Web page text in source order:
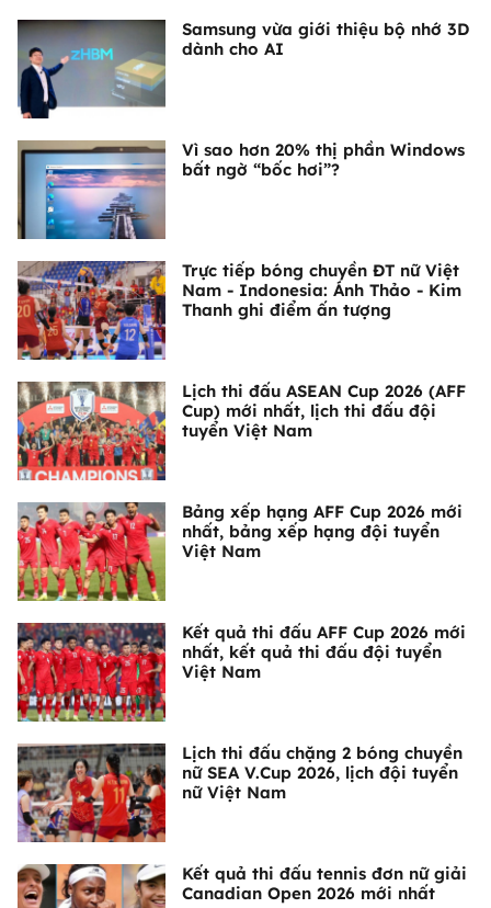
Samsung vừa giới thiệu bộ nhớ 3D
dành cho AI
Vì sao hơn 20% thị phần Windows
bất ngờ “bốc hơi”?
Trực tiếp bóng chuyền ĐT nữ Việt
Nam - Indonesia: Ánh Thảo - Kim
Thanh ghi điểm ấn tượng
Lịch thi đấu ASEAN Cup 2026 (AFF
Cup) mới nhất, lịch thi đấu đội
tuyển Việt Nam
Bảng xếp hạng AFF Cup 2026 mới
nhất, bảng xếp hạng đội tuyển
Việt Nam
Kết quả thi đấu AFF Cup 2026 mới
nhất, kết quả thi đấu đội tuyển
Việt Nam
Lịch thi đấu chặng 2 bóng chuyền
nữ SEA V.Cup 2026, lịch đội tuyển
nữ Việt Nam
Kết quả thi đấu tennis đơn nữ giải
Canadian Open 2026 mới nhất